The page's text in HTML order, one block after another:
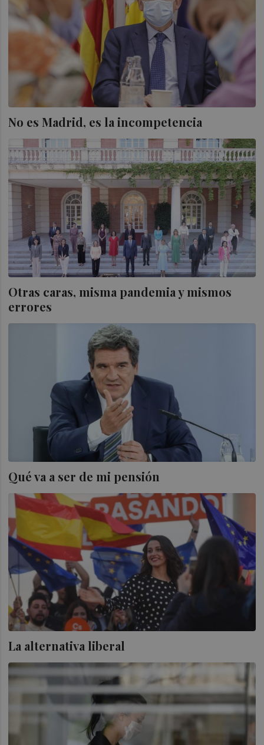
No es Madrid, es la incompetencia
Otras caras, misma pandemia y mismos
errores
Qué va a ser de mi pensión
La alternativa liberal